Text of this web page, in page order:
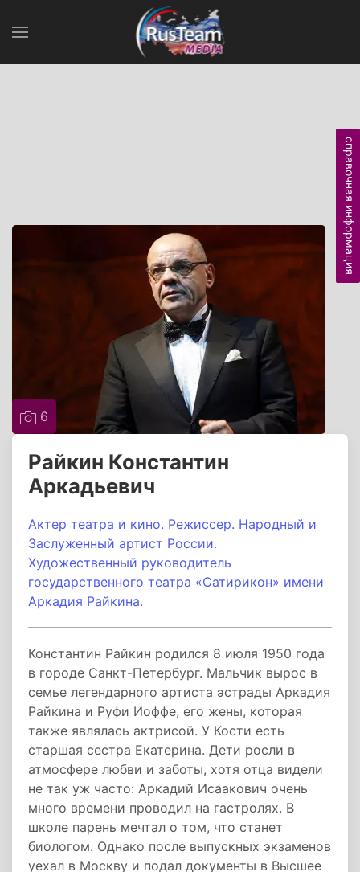
6
Райкин Константин
Аркадьевич
Актер театра и кино. Режиссер. Народный и
Заслуженный артист России.
Художественный руководитель
государственного театра «Сатирикон» имени
Аркадия Райкина.
Константин Райкин родился 8 июля 1950 года
в городе Санкт-Петербург. Мальчик вырос в
семье легендарного артиста эстрады Аркадия
Райкина и Руфи Иоффе, его жены, которая
также являлась актрисой. У Кости есть
старшая сестра Екатерина. Дети росли в
атмосфере любви и заботы, хотя отца видели
не так уж часто: Аркадий Исаакович очень
много времени проводил на гастролях. В
школе парень мечтал о том, что станет
биологом. Однако после выпускных экзаменов
уехал в Москву и подал документы в Высшее
справочная информация